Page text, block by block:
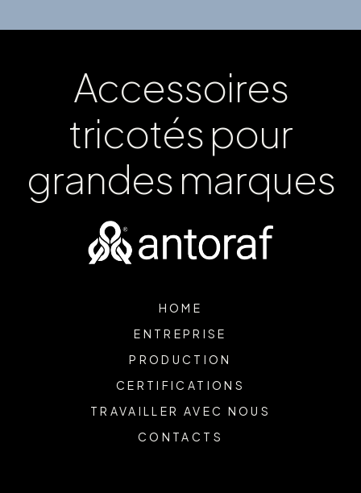
Accessoires
tricotés pour
grandes marques
HOME
ENTREPRISE
PRODUCTION
CERTIFICATIONS
TRAVAILLER AVEC NOUS
CONTACTS